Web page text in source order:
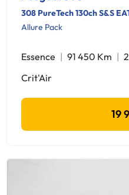
308 PureTech 130ch S&S
Allure Pack
Essence 91 450 Km
Crit'Air
19